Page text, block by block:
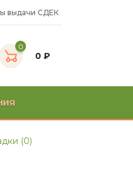
выдачи СДЕК
0
0 ₽
(0)